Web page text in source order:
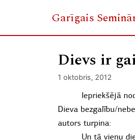
Garīgais
Dievs ir
1 oktobris, 2012
Iepriekšējā
Dieva bezgalību/
autors turpina:
Un tā vienu